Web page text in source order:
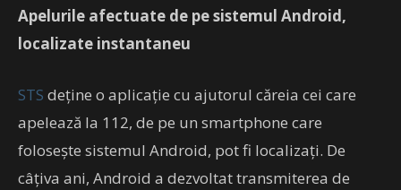
Apelurile afectuate de pe sistemul Android,
localizate instantaneu
STS deține o aplicaţie cu ajutorul căreia cei care
apelează la 112, de pe un smartphone care
foloseşte sistemul Android, pot fi localizați. De
câțiva ani, Android a dezvoltat transmiterea de